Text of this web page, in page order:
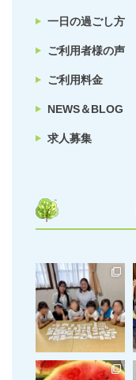
一日の過ごし方
ご利用者様の声
ご利用料金
NEWS＆BLOG
求人募集